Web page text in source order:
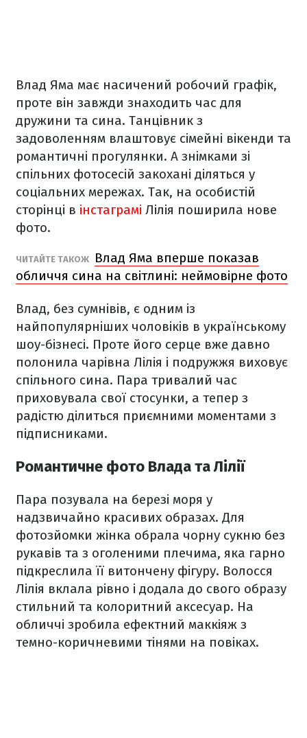
Влад Яма має насичений робочий графік,
проте він завжди знаходить час для
дружини та сина. Танцівник з
задоволенням влаштовує сімейні вікенди та
романтичні прогулянки. А знімками зі
спільних фотосесій закохані діляться у
соціальних мережах. Так, на особистій
сторінці в інстаграмі Лілія поширила нове
фото.
ЧИТАЙТЕ ТАКОЖ
Влад Яма вперше показав
обличчя сина на світлині: неймовірне фото
Влад, без сумнівів, є одним із
найпопулярніших чоловіків в українському
шоу-бізнесі. Проте його серце вже давно
полонила чарівна Лілія і подружжя виховує
спільного сина. Пара тривалий час
приховувала свої стосунки, а тепер з
радістю ділиться приємними моментами з
підписниками.
Романтичне фото Влада та Лілії
Пара позувала на березі моря у
надзвичайно красивих образах. Для
фотозйомки жінка обрала чорну сукню без
рукавів та з оголеними плечима, яка гарно
підкреслила її витончену фігуру. Волосся
Лілія вклала рівно і додала до свого образу
стильний та колоритний аксесуар. На
обличчі зробила ефектний маккіяж з
темно-коричневими тінями на повіках.